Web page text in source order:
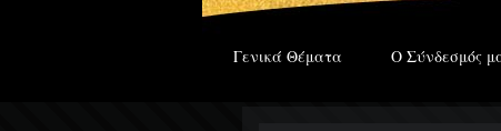
Γενικά Θέματα Ο Σύνδεσμός